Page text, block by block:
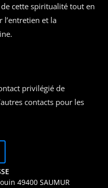
cette spiritualité tout en
l’entretien et la
privilégié de
contacts pour les
49400 SAUMUR